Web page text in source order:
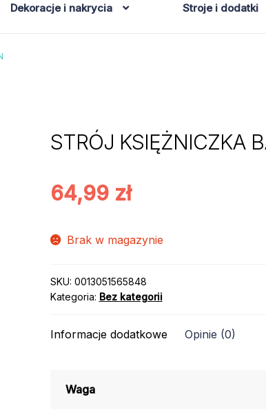
Dekoracje i nakrycia Stroje i dodatki
STRÓJ KSIĘŻNICZKA
64,99 zł
Brak w magazynie
SKU: 0013051565848
Kategoria: Bez kategorii
Informacje dodatkowe Opinie (0)
Waga